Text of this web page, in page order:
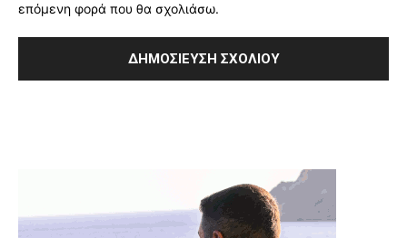
επόμενη φορά που θα σχολιάσω.